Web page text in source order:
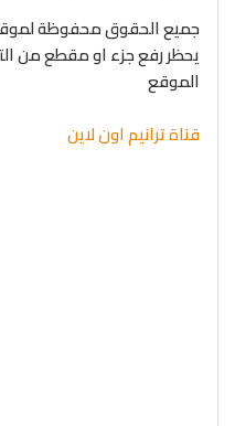
جميع الحقوق محفوظة لموقع
يحظر رفع جزء او مقطع من
الموقع
قناة ترانيم اون لاين